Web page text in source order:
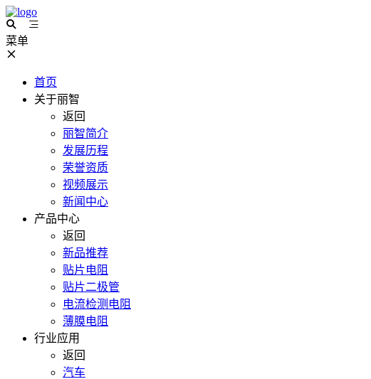
菜单
首页
关于丽智
返回
丽智简介
发展历程
荣誉资质
视频展示
新闻中心
产品中心
返回
新品推荐
贴片电阻
贴片二极管
电流检测电阻
薄膜电阻
行业应用
返回
汽车